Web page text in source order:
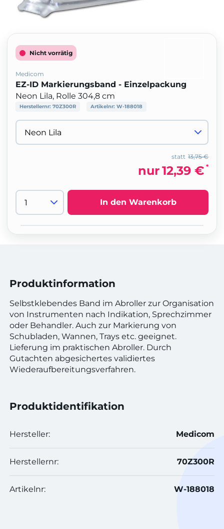
Nicht vorrätig
Medicom
EZ-ID Markierungsband - Einzelpackung
Neon Lila, Rolle 304,8 cm
Herstellernr: 70Z300R Artikelnr: W-188018
13,75 €
statt
nur12,39 € *
In den Warenkorb
Produktinformation
Selbstklebendes Band im Abroller zur Organisation
von Instrumenten nach Indikation, Sprechzimmer
oder Behandler. Auch zur Markierung von
Schubladen, Wannen, Trays etc. geeignet.
Lieferung im praktischen Abroller. Durch
Gutachten abgesichertes validiertes
Wiederaufbereitungsverfahren.
Produktidentifikation
Hersteller: Medicom
Herstellernr: 70Z300R
Artikelnr: W-188018